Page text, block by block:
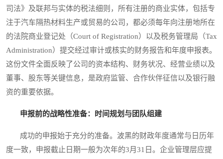
司法》及联邦与实体的税法细则，所有注册的商业实体，包括专
注于汽车隔热材料生产或贸易的公司，都必须每年向注册地所在
的法院商业登记处（Court of Registration）以及税务管理局（Tax
Administration）提交经过审计或核实的财务报告和年度申报表。
这份文件全面反映了公司的资本结构、财务状况、经营业绩以及
董事、股东等关键信息，是政府监管、合作伙伴征信以及银行融
资的重要依据。
申报前的战略性准备：时间规划与团队组建
成功的申报始于充分的准备。波黑的财政年度通常与日历年
度一致，申报截止日期一般为次年的3月31日。企业管理层应提